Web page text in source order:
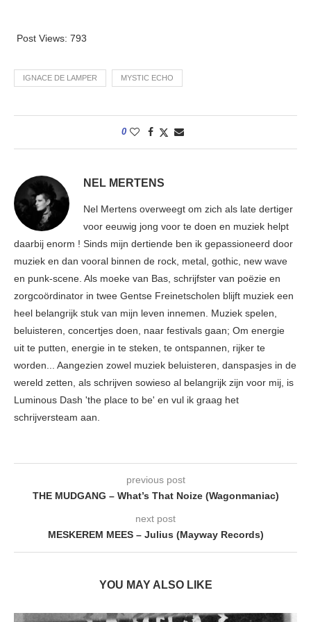
Post Views: 793
IGNACE DE LAMPER MYSTIC ECHO
0
NEL MERTENS
Nel Mertens overweegt om zich als late dertiger
voor eeuwig jong voor te doen en muziek helpt
daarbij enorm ! Sinds mijn dertiende ben ik gepassioneerd door
muziek en dan vooral binnen de rock, metal, gothic, new wave
en punk-scene. Als moeke van Bas, schrijfster van poëzie en
zorgcoördinator in twee Gentse Freinetscholen blijft muziek een
heel belangrijk stuk van mijn leven innemen. Muziek spelen,
beluisteren, concertjes doen, naar festivals gaan; Om energie
uit te putten, energie in te steken, te ontspannen, rijker te
worden... Aangezien zowel muziek beluisteren, danspasjes in de
wereld zetten, als schrijven sowieso al belangrijk zijn voor mij, is
Luminous Dash 'the place to be' en vul ik graag het
schrijversteam aan.
previous post
THE MUDGANG – What’s That Noize (Wagonmaniac)
next post
MESKEREM MEES – Julius (Mayway Records)
YOU MAY ALSO LIKE